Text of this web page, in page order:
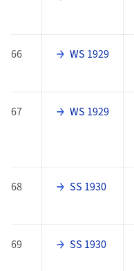
66 WS 1929
67 WS 1929
68 SS 1930
69 SS 1930